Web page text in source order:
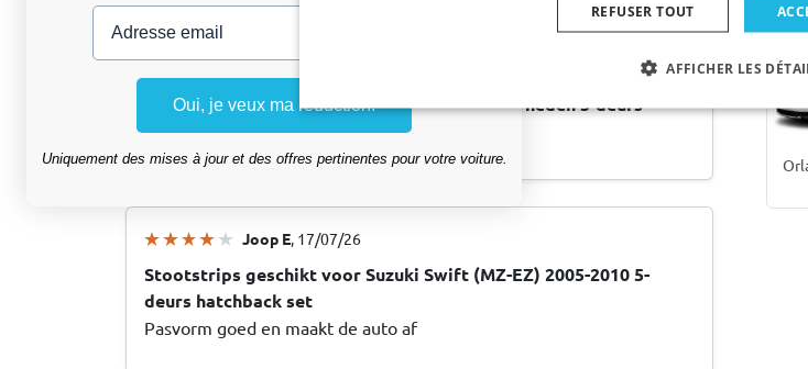
Stootstrips geschikt voor Fiat Panda III 2012-heden 5-deurs
hatchback set
Joop E, 17/07/26
Stootstrips geschikt voor Suzuki Swift (MZ-EZ) 2005-2010 5-
deurs hatchback set
Pasvorm goed en maakt de auto af
REFUSER TOUT
AFFICHER LES
Adresse email
Oui, je veux ma réduction.
Uniquement des mises à jour et des offres pertinentes pour votre voiture.